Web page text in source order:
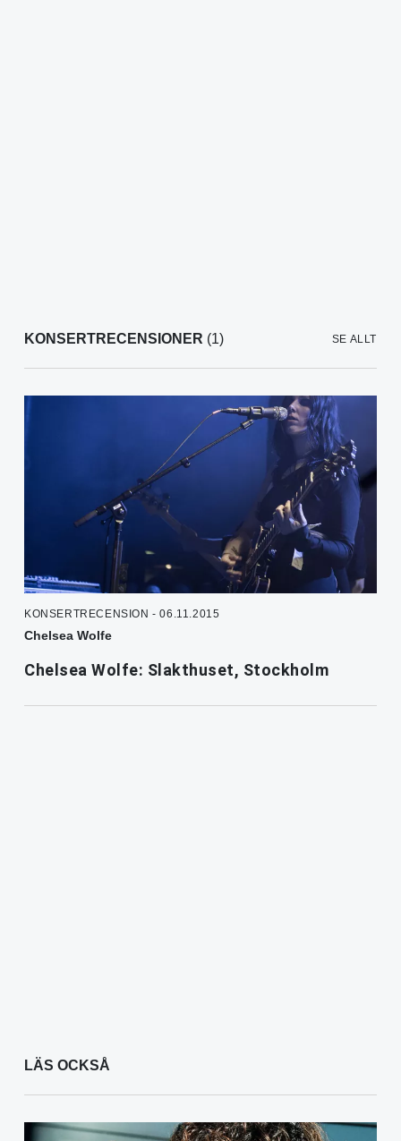
KONSERTRECENSIONER (1) SE ALLT
KONSERTRECENSION - 06.11.2015
Chelsea Wolfe
Chelsea Wolfe: Slakthuset, Stockholm
LÄS OCKSÅ